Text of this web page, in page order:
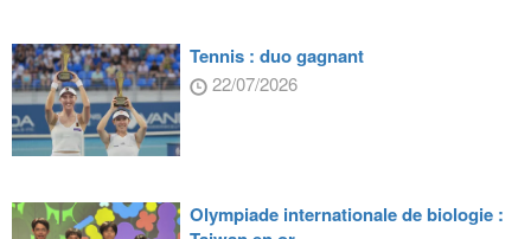
Tennis : duo gagnant
22/07/2026
Olympiade internationale de biologie :